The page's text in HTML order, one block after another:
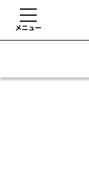
メニュー